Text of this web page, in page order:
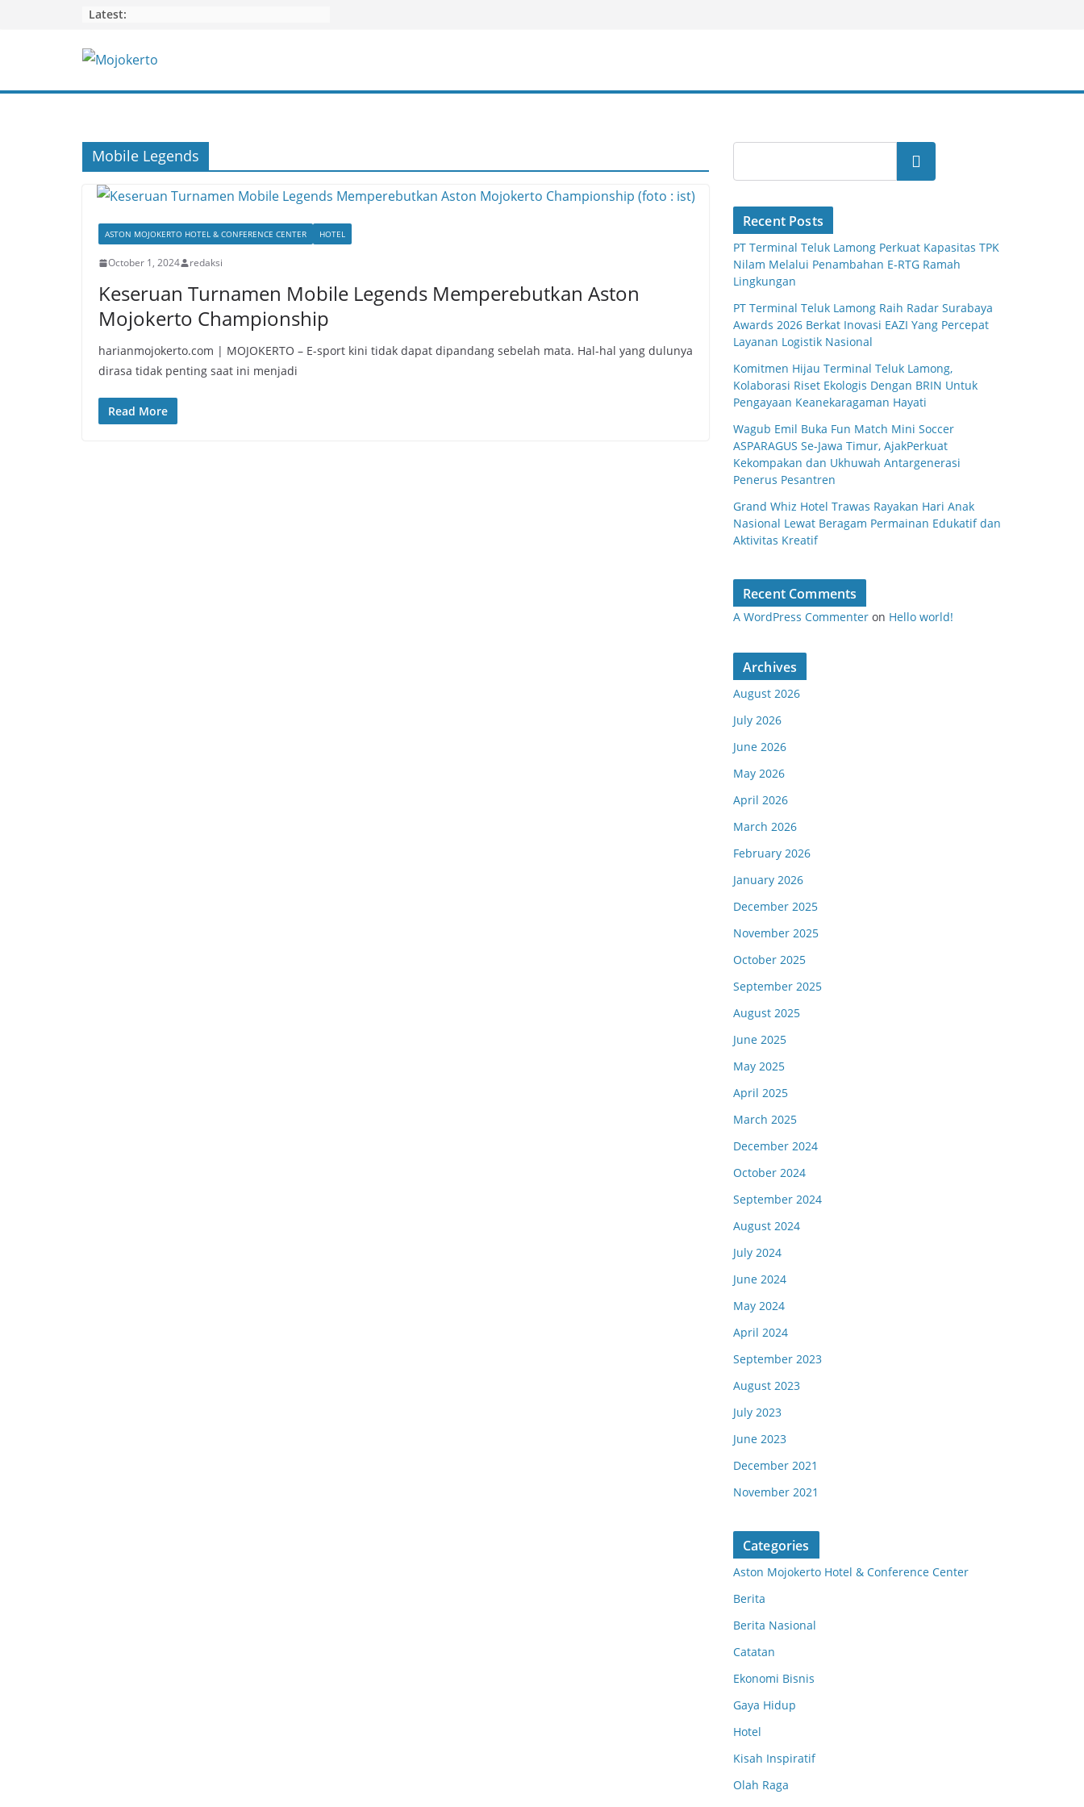
Latest:
Mobile Legends
ASTON MOJOKERTO HOTEL & CONFERENCE CENTER HOTEL
October 1, 2024 redaksi
Keseruan Turnamen Mobile Legends Memperebutkan Aston
Mojokerto Championship
harianmojokerto.com | MOJOKERTO – E-sport kini tidak dapat dipandang sebelah mata. Hal-hal yang dulunya
dirasa tidak penting saat ini menjadi
Read More
Search
Recent Posts
PT Terminal Teluk Lamong Perkuat Kapasitas TPK
Nilam Melalui Penambahan E-RTG Ramah
Lingkungan
PT Terminal Teluk Lamong Raih Radar Surabaya
Awards 2026 Berkat Inovasi EAZI Yang Percepat
Layanan Logistik Nasional
Komitmen Hijau Terminal Teluk Lamong,
Kolaborasi Riset Ekologis Dengan BRIN Untuk
Pengayaan Keanekaragaman Hayati
Wagub Emil Buka Fun Match Mini Soccer
ASPARAGUS Se-Jawa Timur, AjakPerkuat
Kekompakan dan Ukhuwah Antargenerasi
Penerus Pesantren
Grand Whiz Hotel Trawas Rayakan Hari Anak
Nasional Lewat Beragam Permainan Edukatif dan
Aktivitas Kreatif
Recent Comments
A WordPress Commenter on Hello world!
Archives
August 2026
July 2026
June 2026
May 2026
April 2026
March 2026
February 2026
January 2026
December 2025
November 2025
October 2025
September 2025
August 2025
June 2025
May 2025
April 2025
March 2025
December 2024
October 2024
September 2024
August 2024
July 2024
June 2024
May 2024
April 2024
September 2023
August 2023
July 2023
June 2023
December 2021
November 2021
Categories
Aston Mojokerto Hotel & Conference Center
Berita
Berita Nasional
Catatan
Ekonomi Bisnis
Gaya Hidup
Hotel
Kisah Inspiratif
Olah Raga